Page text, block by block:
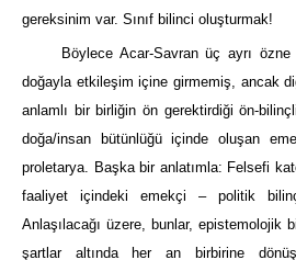
gereksinim var. Sınıf bilinci oluşturmak!
Böylece Acar-Savran üç ayrı
doğayla etkileşim içine girmemiş, ancak
anlamlı bir birliğin ön gerektirdiği ön-
doğa/insan bütünlüğü içinde oluşan
proletarya. Başka bir anlatımla: Felsefi
faaliyet içindeki emekçi – politik
Anlaşılacağı üzere, bunlar, epistemolojik
şartlar altında her an birbirine